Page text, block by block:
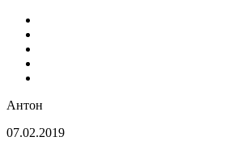
Антон
07.02.2019